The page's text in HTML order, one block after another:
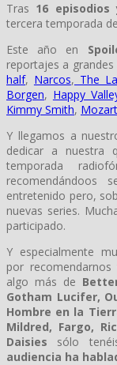
Tras 16
tercera temporada
Este año en
reportajes a
half, Narcos, The
Borgen, Happy
Kimmy Smith,
Y llegamos a
dedicar a nuestra
temporada
recomendándoos
entretenido pero,
nuevas series.
participado.
Y especialmente
por
algo más de
Gotham Lucifer,
Hombre en la
Mildred, Fargo,
Daisies
sólo
audiencia ha